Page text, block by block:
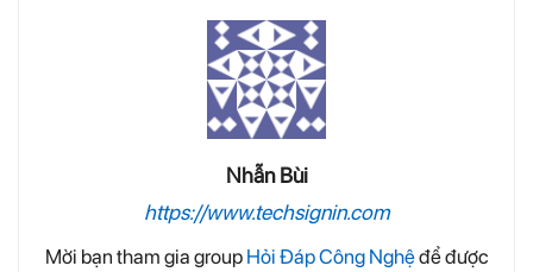
Nhẫn Bùi
https://www.techsignin.com
Mời bạn tham gia group Hỏi Đáp Công Nghệđể được